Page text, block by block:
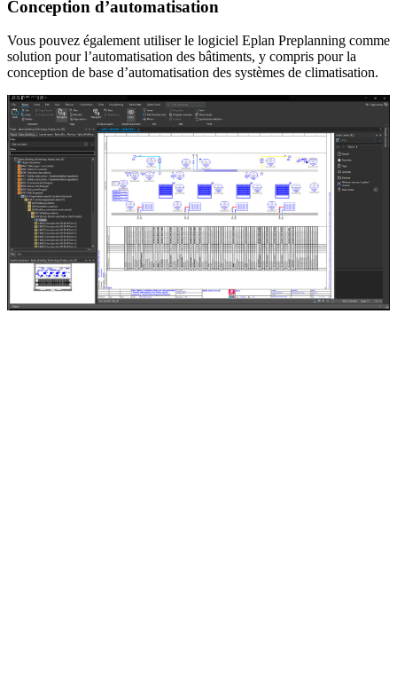
Conception d’automatisation
Vous pouvez également utiliser le logiciel Eplan Preplanning comme
solution pour l’automatisation des bâtiments, y compris pour la
conception de base d’automatisation des systèmes de climatisation.